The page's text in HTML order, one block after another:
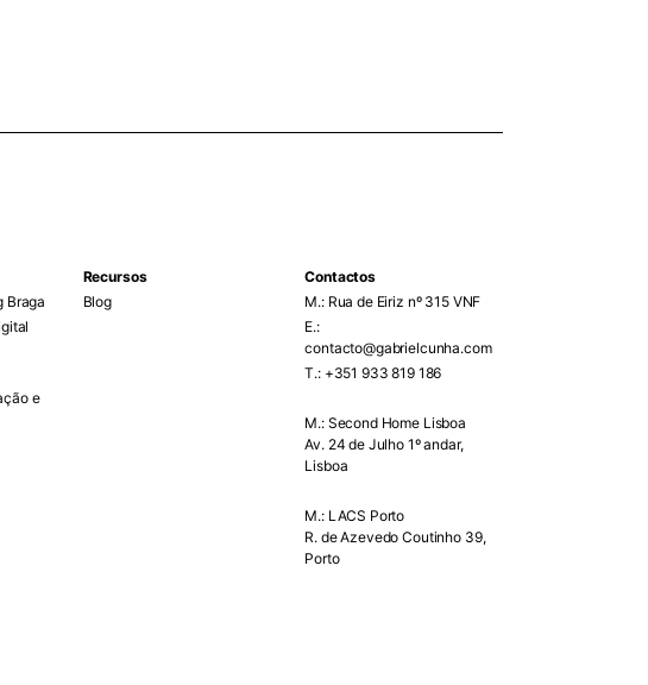
Braga
e
Recursos
Blog
Contactos
M.: Rua de Eiriz nº 315 VNF
E.:
contacto@gabrielcunha.com
T.: +351 933 819 186
M.: Second Home Lisboa
Av. 24 de Julho 1º andar,
Lisboa
M.: LACS Porto
R. de Azevedo Coutinho 39,
Porto